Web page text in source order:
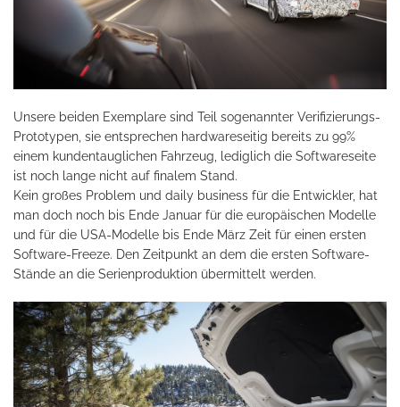
Unsere beiden Exemplare sind Teil sogenannter Verifizierungs-
Prototypen, sie entsprechen hardwareseitig bereits zu 99%
einem kundentauglichen Fahrzeug, lediglich die Softwareseite
ist noch lange nicht auf finalem Stand.
Kein großes Problem und daily business für die Entwickler, hat
man doch noch bis Ende Januar für die europäischen Modelle
und für die USA-Modelle bis Ende März Zeit für einen ersten
Software-Freeze. Den Zeitpunkt an dem die ersten Software-
Stände an die Serienproduktion übermittelt werden.